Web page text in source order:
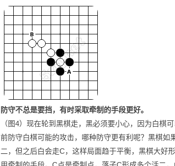
防守不总是要挡，有时采取牵制的手段更好。
（图4）现在轮到黑棋走，黑必须要小心，因为白棋
前防守白棋可能的攻击，哪种防守更有利呢？黑棋如
二，但之后白会走C，这样局面趋于平衡，黑棋大好